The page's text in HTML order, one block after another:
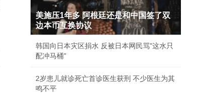
美施压1年多 阿根廷还是和中国签了双
边本币互换协议
韩国向日本灾区捐水 反被日本网民骂"这水只
配冲马桶"
2岁患儿就诊死亡首诊医生获刑 不少医生为其
鸣不平